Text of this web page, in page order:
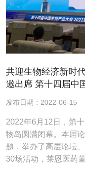
共迎生物经济新时
邀出席 第十四届中
发布日期：2022-06-15
2022年6月12日，第
物岛圆满闭幕。本届
题，举办了高层论坛
30场活动，莱恩医药